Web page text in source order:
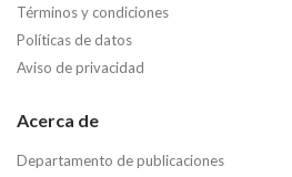
Términos y condiciones
Políticas de datos
Aviso de privacidad
Acerca de
Departamento de publicaciones